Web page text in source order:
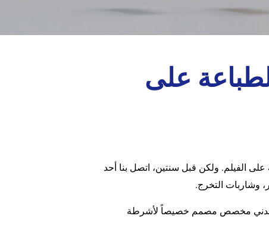
على
الفيلم. ولكن قبل سنتين، اتصل بنا أحد
وشاربات التخرج.
معدني مخصص مصمم خصيصاً لأشرطة